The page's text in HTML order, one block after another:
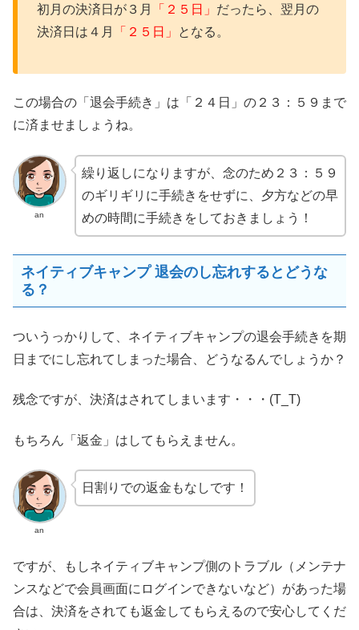
初月の決済日が３月 「２５日」 だったら、翌月の
決済日は４月
「２５日」 となる。
この場合の「退会手続き」は「２４日」の２３：５９まで
に済ませましょうね。
an
繰り返しになりますが、念のため２３：５９
のギリギリに手続きをせずに、夕方などの早
めの時間に手続きをしておきましょう！
ネイティブキャンプ 退会のし忘れするとどうな
る？
ついうっかりして、ネイティブキャンプの退会手続きを期
日までにし忘れてしまった場合、どうなるんでしょうか？
残念ですが、決済はされてしまいます・・・(T_T)
もちろん「返金」はしてもらえません。
an
日割りでの返金もなしです！
ですが、もしネイティブキャンプ側のトラブル（メンテナ
ンスなどで会員画面にログインできないなど）があった場
合は、決済をされても返金してもらえるので安心してくだ